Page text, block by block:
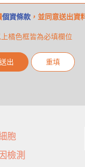
個資條款，並同意送出資
上橘色框皆為必填欄位
送出 重填
胞
檢測